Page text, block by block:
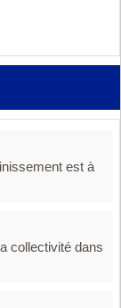
est à
collectivité dans